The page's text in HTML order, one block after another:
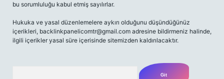
bu sorumluluğu kabul etmiş sayılırlar.
Hukuka ve yasal düzenlemelere aykırı olduğunu düşündüğünüz
içerikleri, backlinkpanelicomtr@gmail.com adresine bildirmeniz halinde,
ilgili içerikler yasal süre içerisinde sitemizden kaldırılacaktır.